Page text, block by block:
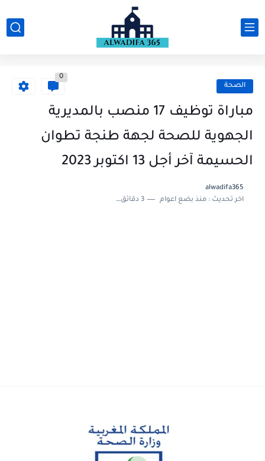
الصحة
0
مباراة توظيف 17 منصب بالمديرية
الجهوية للصحة لجهة طنجة تطوان
الحسيمة آخر أجل 13 اكتوبر 2023
alwadifa365
اخر تحديث :منذ بضع اعوام 3 دقائق للقراءة